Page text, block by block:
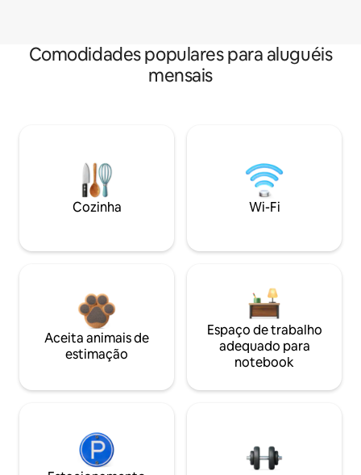
Comodidades populares para aluguéis
mensais
Cozinha Wi-Fi
Aceita animais de
estimação
Espaço de trabalho
adequado para
notebook